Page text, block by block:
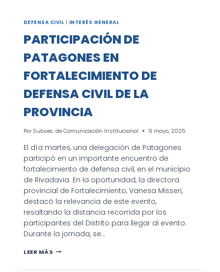
DEFENSA CIVIL | INTERÉS GENERAL
PARTICIPACIÓN DE
PATAGONES EN
FORTALECIMIENTO DE
DEFENSA CIVIL DE LA
PROVINCIA
Por Subsec. de Comunicación Institucional 9 mayo, 2025
El día martes, una delegación de Patagones
participó en un importante encuentro de
fortalecimiento de defensa civil, en el municipio
de Rivadavia. En la oportunidad, la directora
provincial de Fortalecimiento, Vanesa Misseri,
destacó la relevancia de este evento,
resaltando la distancia recorrida por los
participantes del Distrito para llegar al evento.
Durante la jornada, se…
LEER MÁS PARTICIPACIÓN